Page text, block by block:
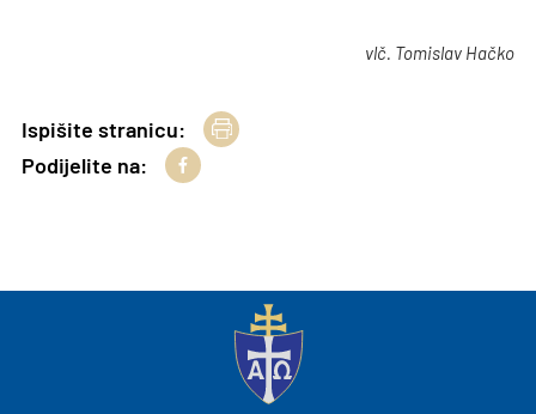
vlč. Tomislav Hačko
Ispišite stranicu:
Podijelite na: